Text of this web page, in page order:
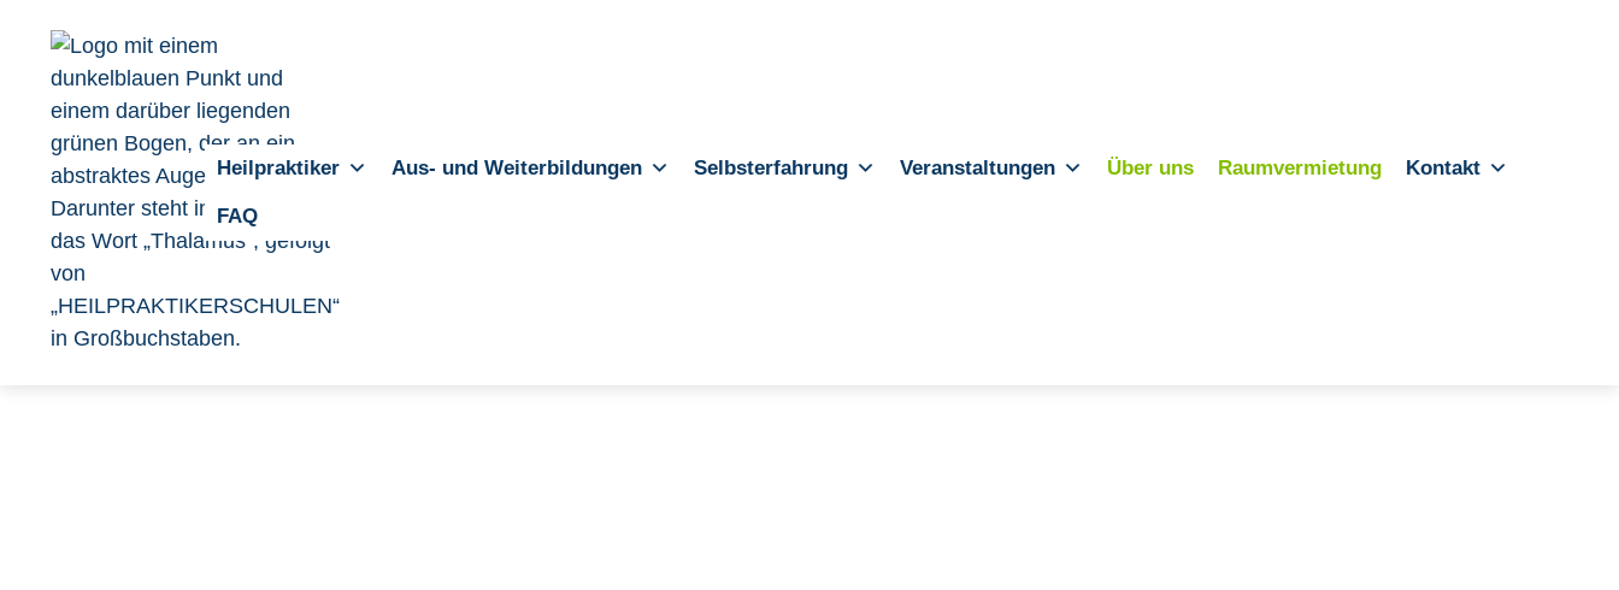
Heilpraktiker Aus- und Weiterbildungen Selbsterfahrung Veranstaltungen Über uns Raumvermietung Kontakt
FAQ